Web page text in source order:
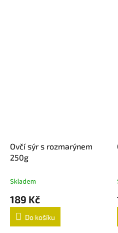
Ovčí sýr s rozmarýnem
250g
Skladem
189 Kč
Do košíku